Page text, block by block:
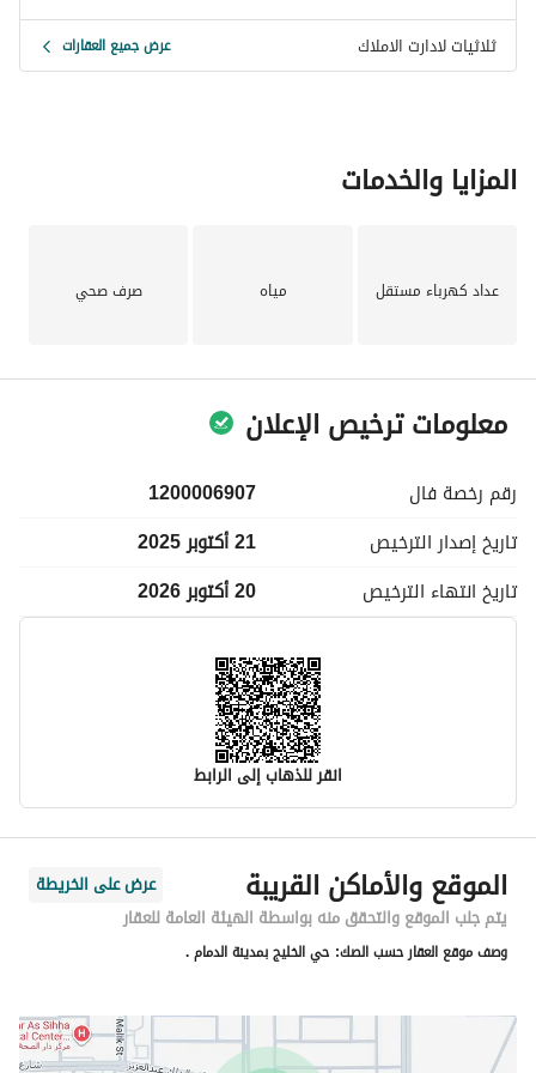
ثلاثيات لادارت الاملاك عرض جميع العقارات
المزايا والخدمات
عداد كهرباء مستقل مياه صرف صحي
معلومات ترخيص الإعلان
رقم رخصة فال
1200006907
تاريخ إصدار الترخيص
21 أكتوبر 2025
تاريخ انتهاء الترخيص 20 أكتوبر 2026
انقر للذهاب إلى الرابط
معلومات مسؤول الإعلان
اسم المسؤول
-
رقم المسؤول
-
الموقع
الموقع والأماكن القريبة
عرض على الخريطة
يتم جلب الموقع والتحقق منه بواسطة الهيئة العامة للعقار
وصف موقع العقار حسب الصك: حي الخليج بمدينة الدمام .